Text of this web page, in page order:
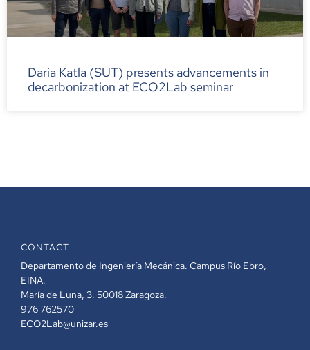
Daria Katla (SUT) presents advancements in
decarbonization at ECO2Lab seminar
CONTACT
Departamento de Ingeniería Mecánica. Campus Río Ebro,
EINA.
María de Luna, 3. 50018 Zaragoza.
976 762570
ECO2Lab@unizar.es